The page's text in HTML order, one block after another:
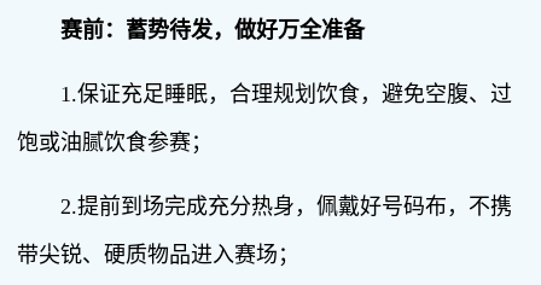
赛前：蓄势待发，做好万全准备
1.保证充足睡眠，合理规划饮食，避免空腹、过
饱或油腻饮食参赛；
2.提前到场完成充分热身，佩戴好号码布，不携
带尖锐、硬质物品进入赛场；